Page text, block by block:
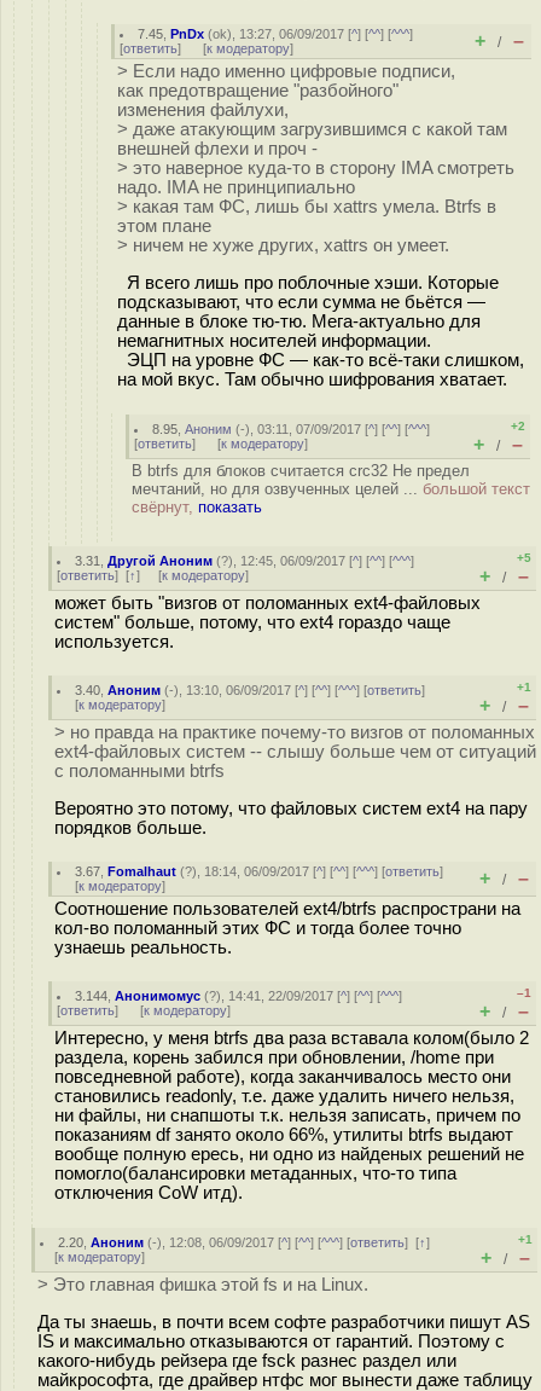
7.45 ,PnDx (ok), 13:27, 06/09/2017 [^] [^^] [^^^]
[ответить] [к модератору] + / –
> Если надо именно цифровые подписи,
как предотвращение "разбойного"
изменения файлухи,
> даже атакующим загрузившимся с какой там
внешней флехи и проч -
> это наверное куда-то в сторону IMA смотреть
надо. IMA не принципиально
> какая там ФС, лишь бы xattrs умела. Btrfs в
этом плане
> ничем не хуже других, xattrs он умеет.
Я всего лишь про поблочные хэши. Которые
подсказывают, что если сумма не бьётся —
данные в блоке тю-тю. Мега-актуально для
немагнитных носителей информации.
ЭЦП на уровне ФС — как-то всё-таки слишком,
на мой вкус. Там обычно шифрования хватает.
8.95 ,Аноним (-), 03:11, 07/09/2017 [^] [^^] [^^^]
[ответить] [к модератору]
+2
+ / –
В btrfs для блоков считается crc32 Не предел
мечтаний, но для озвученных целей ... большой текст
свёрнут, показать
3.31 ,Другой Аноним (?), 12:45, 06/09/2017 [^] [^^] [^^^]
[ответить] [↑] [к модератору]
+5
+ / –
может быть "визгов от поломанных ext4-файловых
систем" больше, потому, что ext4 гораздо чаще
используется.
3.40 ,Аноним (-), 13:10, 06/09/2017 [^] [^^] [^^^] [ответить]
[к модератору]
+1
+ / –
> но правда на практике почему-то визгов от поломанных
ext4-файловых систем -- слышу больше чем от ситуаций
с поломанными btrfs
Вероятно это потому, что файловых систем ext4 на пару
порядков больше.
3.67 ,Fomalhaut (?), 18:14, 06/09/2017 [^] [^^] [^^^] [ответить]
[к модератору] + / –
Соотношение пользователей ext4/btrfs распространи на
кол-во поломанный этих ФС и тогда более точно
узнаешь реальность.
3.144 ,Анонимомус (?), 14:41, 22/09/2017 [^] [^^] [^^^]
[ответить] [к модератору]
–1
+ / –
Интересно, у меня btrfs два раза вставала колом(было 2
раздела, корень забился при обновлении, /home при
повседневной работе), когда заканчивалось место они
становились readonly, т.е. даже удалить ничего нельзя,
ни файлы, ни снапшоты т.к. нельзя записать, причем по
показаниям df занято около 66%, утилиты btrfs выдают
вообще полную ересь, ни одно из найденых решений не
помогло(балансировки метаданных, что-то типа
отключения CoW итд).
2.20 ,Аноним (-), 12:08, 06/09/2017 [^] [^^] [^^^] [ответить][↑]
[к модератору]
+1
+ / –
> Это главная фишка этой fs и на Linux.
Да ты знаешь, в почти всем софте разработчики пишут AS
IS и максимально отказываются от гарантий. Поэтому с
какого-нибудь рейзера где fsck разнес раздел или
майкрософта, где драйвер нтфс мог вынести даже таблицу